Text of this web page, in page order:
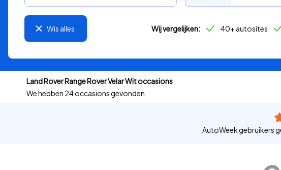
Wis alles Wij vergelijken: 40+ autosites
Land Rover Range Rover Velar Wit occasions
We hebben 24 occasions gevonden
AutoWeek gebruikers